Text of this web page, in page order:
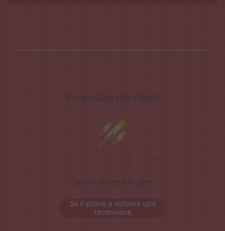
Recensioni dei clienti
Comunicaci cosa ne pensi
Sii il primo a scrivere una
recensione